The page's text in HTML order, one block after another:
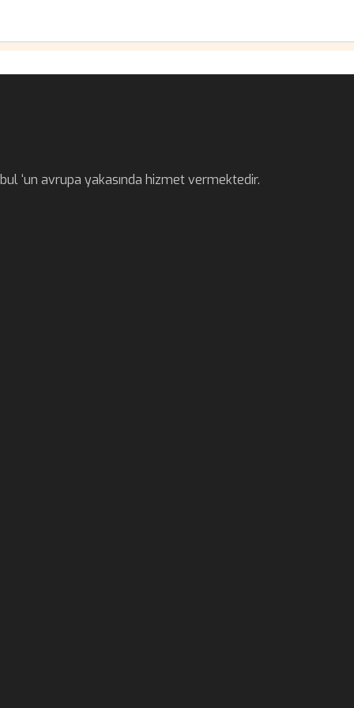
‘un avrupa yakasında hizmet vermektedir.